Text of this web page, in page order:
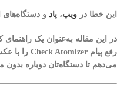
این خطا در ویپ، پاد و
در این مقاله به‌عنوان یک راهنمای
رفع پیام Check Atomizer
را با
می‌دهم تا دستگاه‌تان دوباره